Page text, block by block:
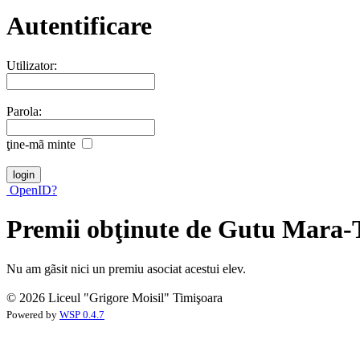
Autentificare
Utilizator:
Parola:
ţine-mã minte
OpenID?
Premii obţinute de Gutu Mara-
Nu am gãsit nici un premiu asociat acestui elev.
© 2026 Liceul "Grigore Moisil" Timişoara
Powered by WSP 0.4.7